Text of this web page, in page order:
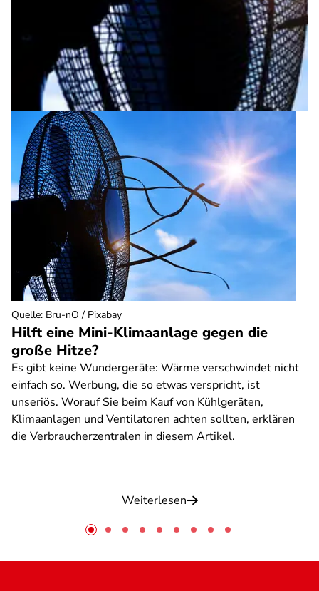
Hilft eine Mini-Klimaanlage gegen die
große Hitze?
Es gibt keine Wundergeräte: Wärme verschwindet nicht
einfach so. Werbung, die so etwas verspricht, ist
unseriös. Worauf Sie beim Kauf von Kühlgeräten,
Klimaanlagen und Ventilatoren achten sollten, erklären
die Verbraucherzentralen in diesem Artikel.
Weiterlesen
Quelle: Bru-nO / Pixabay